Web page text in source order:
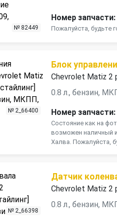
№ 82449
Номер запчасти:
Пожалуйста,
№ 2_66400
Блок
Chevrolet Matiz 2
0.8 л., бензин,
Номер запчасти:
Состояние как на
возможен наличный
Халва. Пожалуйста,
№ 2_66398
Датчик
Chevrolet Matiz 2
0.8 л., бензин,